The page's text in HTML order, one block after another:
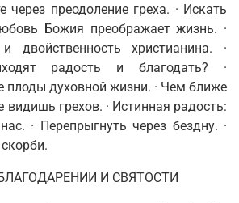
через преодоление греха. · Искать
Божия преображает жизнь. ·
христианина. ·
радость и благодать? ·
плоды духовной жизни. · Чем ближе
видишь грехов. · Истинная радость:
·
Перепрыгнуть через бездну. ·
БЛАГОДАРЕНИИ И СВЯТОСТИ